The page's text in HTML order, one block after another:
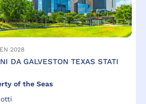
2028
DA GALVESTON TEXAS STATI
of the Seas